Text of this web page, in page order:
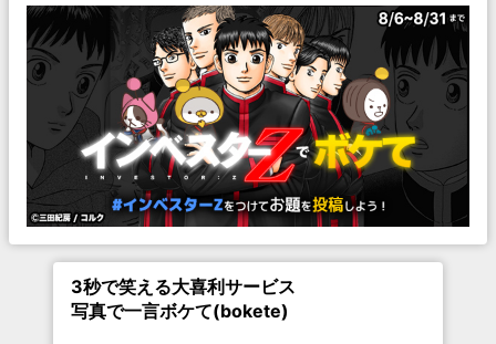
3秒で笑える大喜利サービス
写真で一言ボケて(bokete)